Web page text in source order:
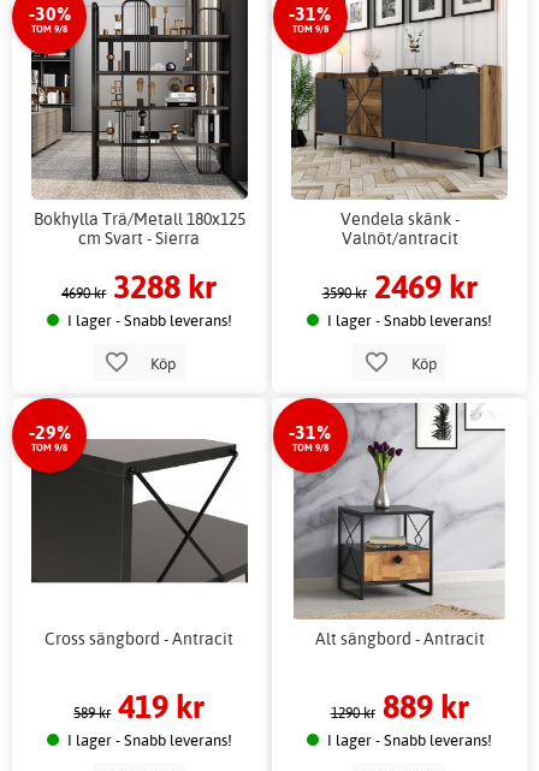
-30%
TOM 9/8
Bokhylla Trä/Metall 180x125
cm Svart - Sierra
4690 kr 3288 kr
I lager - Snabb leverans!
Köp
-31%
TOM 9/8
Vendela skänk -
Valnöt/antracit
3590 kr 2469 kr
I lager - Snabb leverans!
Köp
-29%
TOM 9/8
Cross sängbord - Antracit
589 kr 419 kr
I lager - Snabb leverans!
-31%
TOM 9/8
Alt sängbord - Antracit
1290 kr 889 kr
I lager - Snabb leverans!